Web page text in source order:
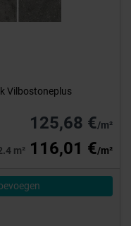
Vilbostoneplus
125,68 €/m²
m² 116,01 €/m²